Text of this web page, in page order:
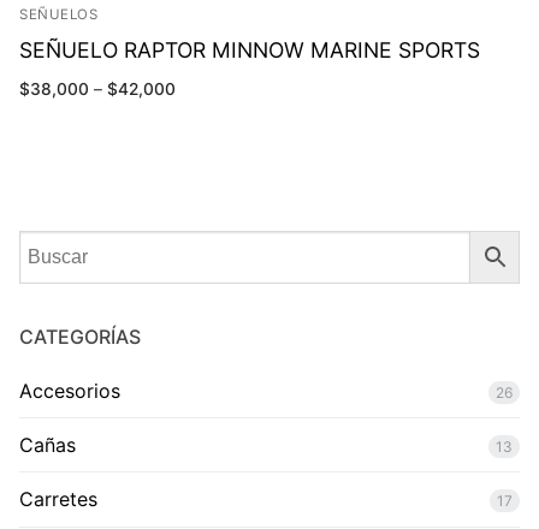
SEÑUELOS
SEÑUELO RAPTOR MINNOW MARINE SPORTS
$38,000 – $42,000
CATEGORÍAS
Accesorios 26
Cañas 13
Carretes 17